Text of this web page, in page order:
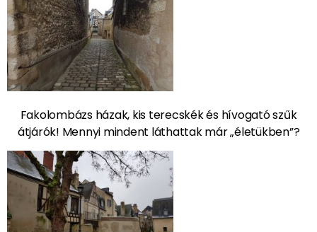
Fakolombázs házak, kis terecskék és hívogató szűk
átjárók! Mennyi mindent láthattak már „életükben”?